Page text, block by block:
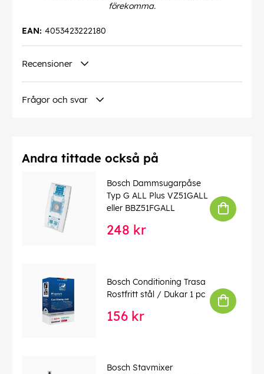
förekomma.
4053423222180
EAN:
Recensioner
Frågor och svar
Andra tittade också på
Bosch Dammsugarpåse
Typ G ALL Plus VZ51GALL
eller BBZ51FGALL
248 kr
Bosch Conditioning Trasa
Rostfritt stål / Dukar 1 pc
156 kr
Bosch Stavmixer